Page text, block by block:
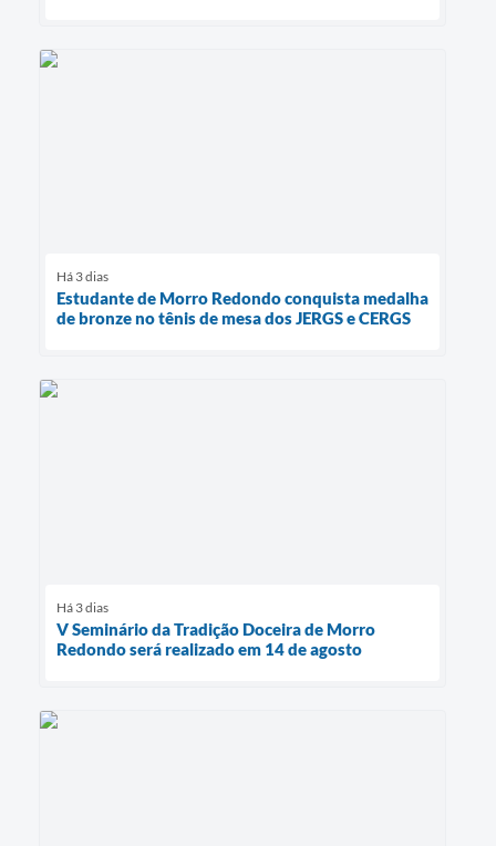
Há 3 dias
Estudante de Morro Redondo conquista medalha
de bronze no tênis de mesa dos JERGS e CERGS
Há 3 dias
V Seminário da Tradição Doceira de Morro
Redondo será realizado em 14 de agosto